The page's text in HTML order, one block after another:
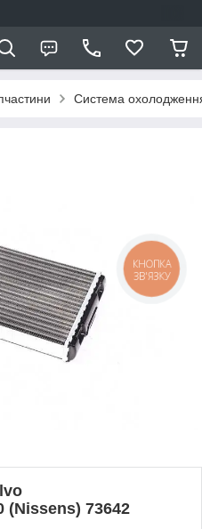
Система
(Nissens) 73642
КНОПКА
ЗВ'ЯЗКУ